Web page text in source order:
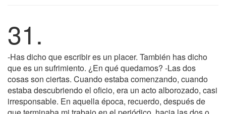
31.
-Has dicho que escribir es un placer. También has dicho
que es un sufrimiento. ¿En qué quedamos? -Las dos
cosas son ciertas. Cuando estaba comenzando, cuando
estaba descubriendo el oficio, era un acto alborozado, casi
irresponsable. En aquella época, recuerdo, después de